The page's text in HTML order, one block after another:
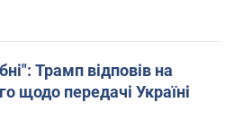
Трамп відповів на
щодо передачі Україні